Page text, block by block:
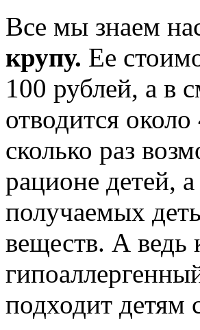
Все мы знаем
крупу. Ее
100 рублей, а в
отводится
сколько раз
рационе детей,
получаемых
веществ. А ведь
подходит детям